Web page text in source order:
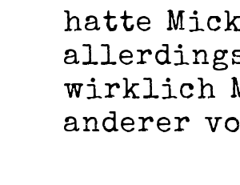
hatte
wirklich
anderer